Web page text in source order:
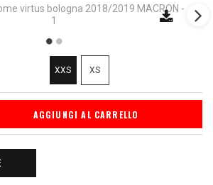
XXS XS
AGGIUNGI AL CARRELLO